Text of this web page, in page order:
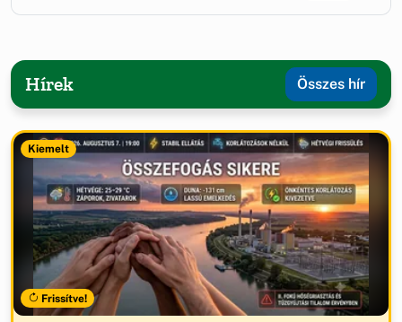
Hírek Összes hír
Kiemelt
Frissítve!